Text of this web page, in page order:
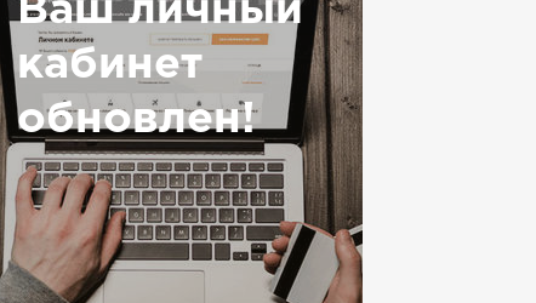
Ваш личный
кабинет
обновлен!